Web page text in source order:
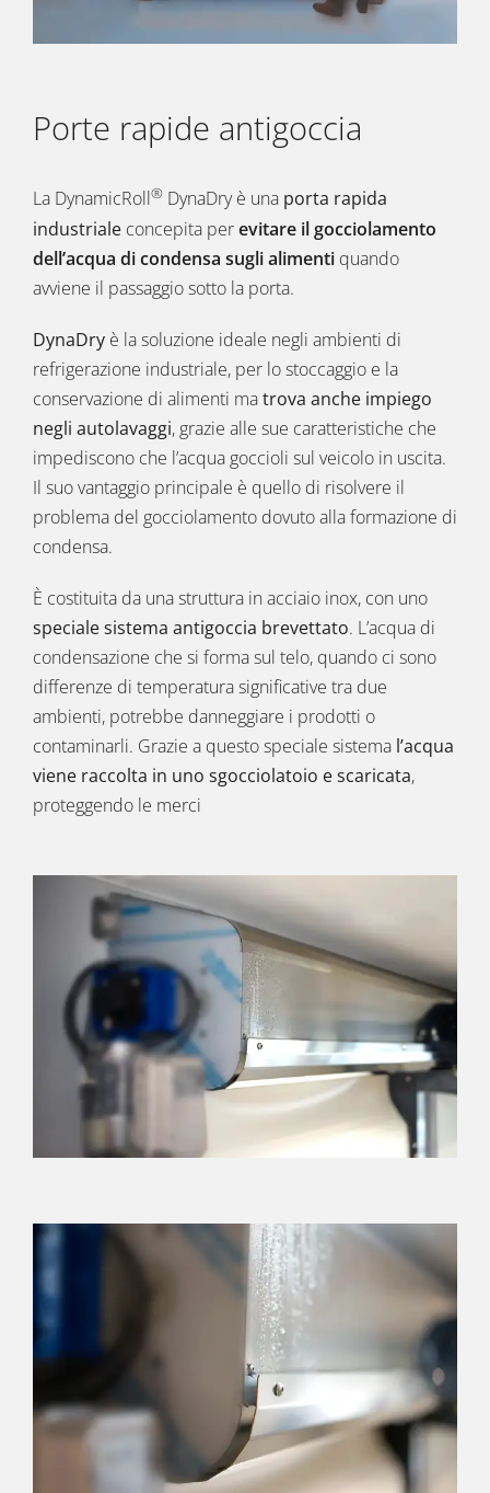
Porte rapide antigoccia
La DynamicRoll®DynaDry è una porta rapida
industriale concepita perevitare il gocciolamento
dell’acqua di condensa sugli alimenti quando
avviene il passaggio sotto la porta.
DynaDryè la soluzione ideale negli ambienti di
refrigerazione industriale, per lo stoccaggio e la
conservazione di alimenti matrova anche impiego
negli autolavaggi, grazie alle sue caratteristiche che
impediscono che l’acqua goccioli sul veicolo in uscita.
Il suo vantaggio principale è quello di risolvere il
problema del gocciolamento dovuto alla formazione di
condensa.
È costituita da una struttura in acciaio inox, con uno
speciale sistema antigoccia brevettato. L’acqua di
condensazione che si forma sul telo, quando ci sono
differenze di temperatura significative tra due
ambienti, potrebbe danneggiare i prodotti o
contaminarli. Grazie a questo speciale sistema l’acqua
viene raccolta in uno sgocciolatoio e scaricata,
proteggendo le merci